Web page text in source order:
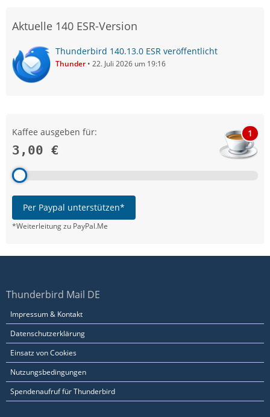
Aktuelle 140 ESR-Version
Thunderbird 140.13.0 ESR veröffentlicht
Thunder 22. Juli 2026 um 19:16
Kaffee ausgeben für:
3,00 €
1
Per Paypal unterstützen*
*Weiterleitung zu PayPal.Me
Thunderbird Mail DE
Impressum & Kontakt
Datenschutzerklärung
Einsatz von Cookies
Nutzungsbedingungen
Spendenaufruf für Thunderbird